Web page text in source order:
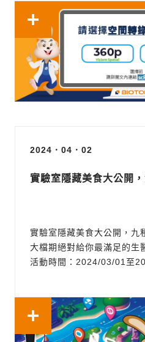
高通量定序，使研究者能夠
表現的豐富訊息。
2024．04．02
實驗室隱藏美食大公開
實驗室隱藏美食大公開，九種福利
大檔期絕對給你最滿足的生
活動時間：2024/03/01至2024/04/30
定品牌：ABclonal、
Bio Med ▏促...